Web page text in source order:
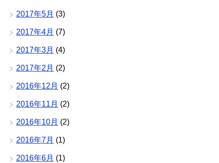
2017年5月 (3)
2017年4月 (7)
2017年3月 (4)
2017年2月 (2)
2016年12月 (2)
2016年11月 (2)
2016年10月 (2)
2016年7月 (1)
2016年6月 (1)